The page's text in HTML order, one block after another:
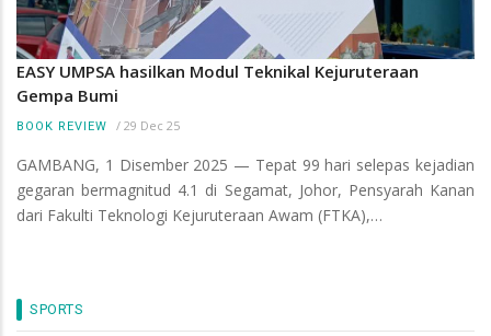
EASY UMPSA hasilkan Modul Teknikal Kejuruteraan
Gempa Bumi
BOOK REVIEW / 29 Dec 25
GAMBANG, 1 Disember 2025 — Tepat 99 hari selepas kejadian
gegaran bermagnitud 4.1 di Segamat, Johor, Pensyarah Kanan
dari Fakulti Teknologi Kejuruteraan Awam (FTKA),…
SPORTS